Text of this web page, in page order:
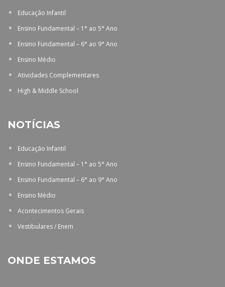
Educação Infantil
Ensino Fundamental – 1° ao 5° Ano
Ensino Fundamental – 6° ao 9° Ano
Ensino Médio
Atividades Complementares
High & Middle School
NOTÍCIAS
Educação Infantil
Ensino Fundamental – 1° ao 5° Ano
Ensino Fundamental – 6° ao 9° Ano
Ensino Médio
Acontecimentos Gerais
Vestibulares / Enem
ONDE ESTAMOS